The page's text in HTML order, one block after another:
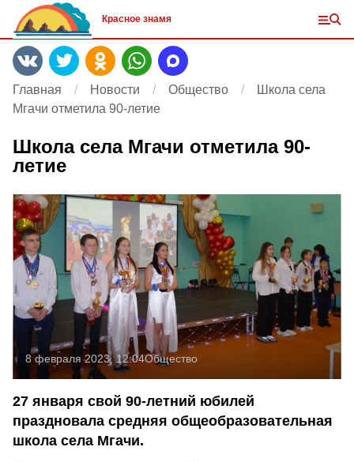
Красное знамя
Главная Новости Общество
Школа села
Мгачи отметила 90-летие
Школа села Мгачи отметила 90-
летие
8 февраля 2023, 12:04Общество
27 января свой 90-летний юбилей
праздновала средняя общеобразовательная
школа села Мгачи.